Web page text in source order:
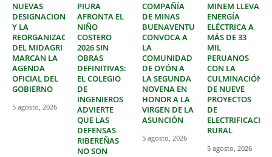
NUEVAS
DESIGNACIONES
Y LA
REORGANIZACIÓN
DEL MIDAGRI
MARCAN LA
AGENDA
OFICIAL DEL
GOBIERNO
5 agosto, 2026
PIURA
AFRONTA EL
NIÑO
COSTERO
2026 SIN
OBRAS
DEFINITIVAS:
EL COLEGIO
DE
INGENIEROS
ADVIERTE
QUE LAS
DEFENSAS
RIBEREÑAS
NO SON
COMPAÑÍA
DE MINAS
BUENAVENTURA
CONVOCA A
LA
COMUNIDAD
DE OYÓN A
LA SEGUNDA
NOVENA EN
HONOR A LA
VIRGEN DE LA
ASUNCIÓN
5 agosto, 2026
MINEM LLEVA
ENERGÍA
ELÉCTRICA A
MÁS DE 33
MIL
PERUANOS
CON LA
CULMINACIÓN
DE NUEVE
PROYECTOS
DE
ELECTRIFICACIÓN
RURAL
5 agosto, 2026